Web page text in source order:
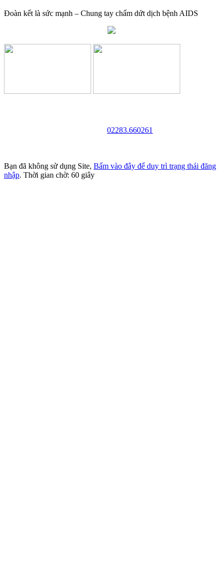
Đoàn kết là sức mạnh – Chung tay chấm dứt dịch bệnh AIDS
02283.660261
Bạn đã không sử dụng Site, Bấm vào đây để duy trì trạng thái đăng
nhập. Thời gian chờ: 60 giây